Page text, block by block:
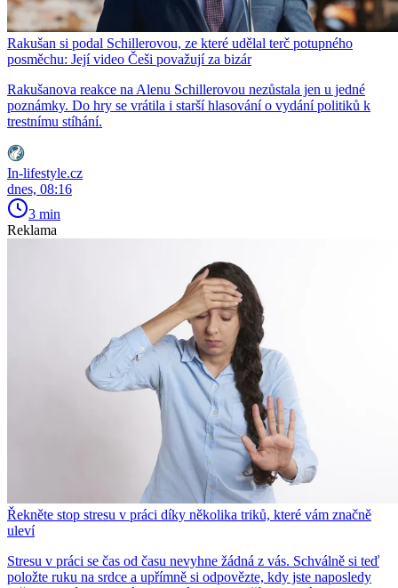
Rakušan si podal Schillerovou, ze které udělal terč potupného
posměchu: Její video Češi považují za bizár
Rakušanova reakce na Alenu Schillerovou nezůstala jen u jedné
poznámky. Do hry se vrátila i starší hlasování o vydání politiků k
trestnímu stíhání.
In-lifestyle.cz
dnes, 08:16
3 min
Reklama
Řekněte stop stresu v práci díky několika triků, které vám značně
uleví
Stresu v práci se čas od času nevyhne žádná z vás. Schválně si teď
položte ruku na srdce a upřímně si odpovězte, kdy jste naposledy